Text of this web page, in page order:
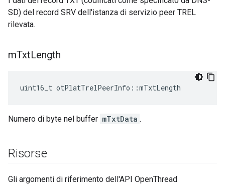
SD) del record SRV dell'istanza di servizio peer TREL
rilevata.
mTxtLength
uint16_t otPlatTrelPeerInfo ::mTxtLength
Numero di byte nel buffer mTxtData .
Risorse
Gli argomenti di riferimento dell'API OpenThread